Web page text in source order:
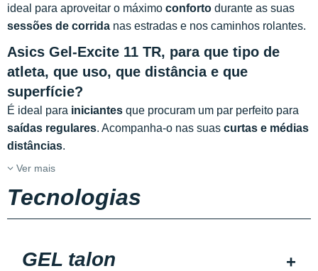
ideal para aproveitar o máximo conforto durante as suas
sessões de corrida nas estradas e nos caminhos rolantes.
Asics Gel-Excite 11 TR, para que tipo de
atleta, que uso, que distância e que
superfície?
É ideal para iniciantes que procuram um par perfeito para
saídas regulares. Acompanha-o nas suas curtas e médias
distâncias.
Ver mais
Tecnologias
GEL talon